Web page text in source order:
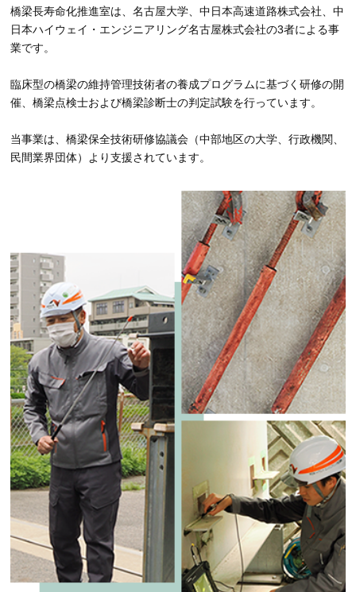
2026.05.27
株式会社アイ・ディー・エー様がオーダーメイド研修を受講されま
した
2026.05.20
西日本高速道路エンジニアリング関西株式会社様がオーダーメイド
2026.05.15
橋梁長寿命化推進室は、名古屋大学、中日本高速道路株式会社、中
日本ハイウェイ・エンジニアリング名古屋株式会社の3者による事
業です。
臨床型の橋梁の維持管理技術者の養成プログラムに基づく研修の開
催、橋梁点検士および橋梁診断士の判定試験を行っています。
当事業は、橋梁保全技術研修協議会（中部地区の大学、行政機関、
民間業界団体）より支援されています。